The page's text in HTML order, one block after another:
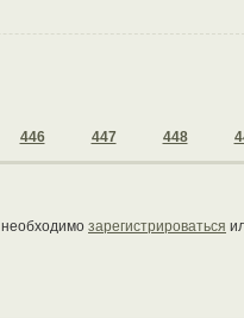
446 447 448
зарегистрироваться